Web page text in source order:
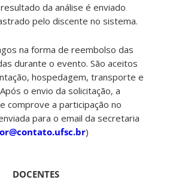
da análise é enviado
pelo discente no sistema.
na forma de reembolso das
durante o evento. São aceitos
hospedagem, transporte e
o envio da solicitação, a
comprove a participação no
para o email da secretaria
)
DOCENTES